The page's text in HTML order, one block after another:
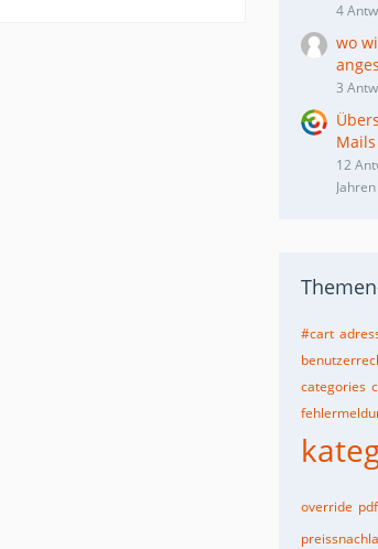
4
wo
3
12
Jahren
#cart
categories
override pdf